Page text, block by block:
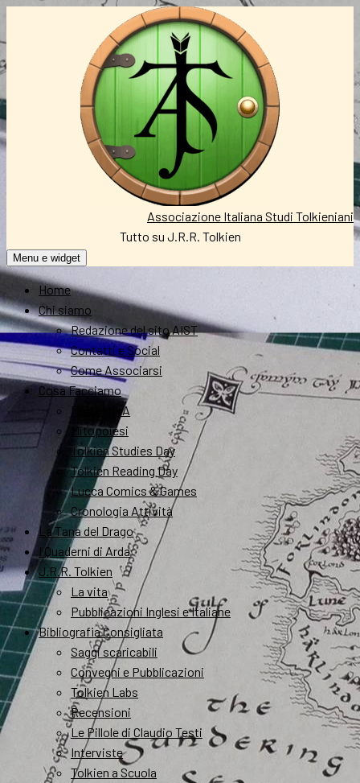
Associazione Italiana Studi Tolkieniani
Tutto su J.R.R. Tolkien
Menu e widget
Home
Chi siamo
Redazione del sito AIST
Contatti e Social
Come Associarsi
Cosa Facciamo
FantastikA
Mitopoiesi
Tolkien Studies Day
Tolkien Reading Day
Lucca Comics & Games
Cronologia Attività
La Tana del Drago
I Quaderni di Arda
J.R.R. Tolkien
La vita
Pubblicazioni Inglesi e Italiane
Bibliografia Consigliata
Saggi scaricabili
Convegni e Pubblicazioni
Tolkien Labs
Recensioni
Le Pillole di Claudio Testi
Interviste
Tolkien a Scuola